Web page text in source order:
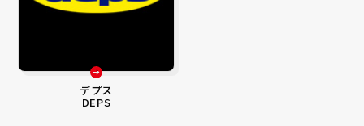
デプス
DEPS